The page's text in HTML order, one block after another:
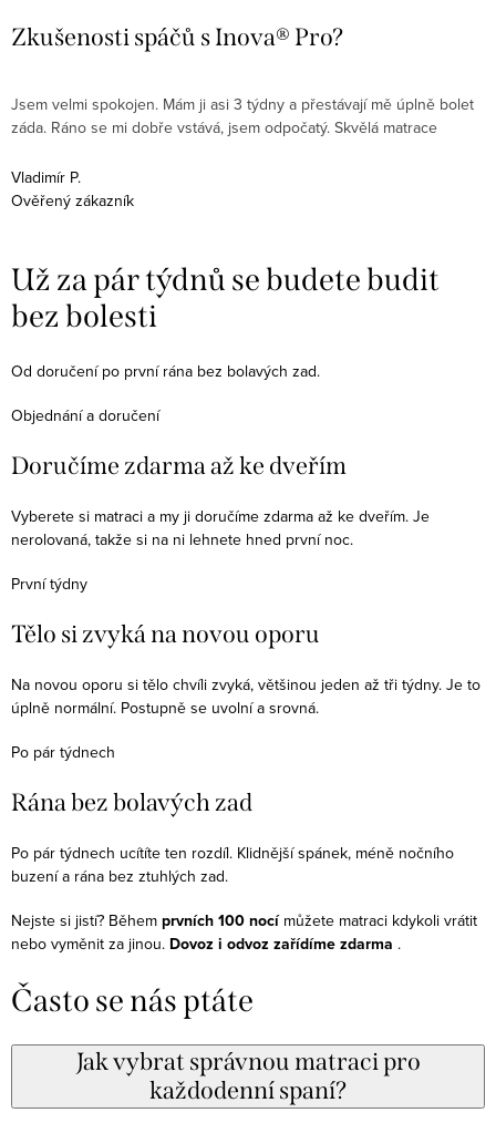
Zkušenosti spáčů s Inova® Pro?
Jsem velmi spokojen. Mám ji asi 3 týdny a přestávají mě úplně bolet
záda. Ráno se mi dobře vstává, jsem odpočatý. Skvělá matrace
Vladimír P.
Ověřený zákazník
Už za pár týdnů se budete budit
bez bolesti
Od doručení po první rána bez bolavých zad.
Objednání a doručení
Doručíme zdarma až ke dveřím
Vyberete si matraci a my ji doručíme zdarma až ke dveřím. Je
nerolovaná, takže si na ni lehnete hned první noc.
První týdny
Tělo si zvyká na novou oporu
Na novou oporu si tělo chvíli zvyká, většinou jeden až tři týdny. Je to
úplně normální. Postupně se uvolní a srovná.
Po pár týdnech
Rána bez bolavých zad
Po pár týdnech ucítíte ten rozdíl. Klidnější spánek, méně nočního
buzení a rána bez ztuhlých zad.
Nejste si jistí? Během prvních 100 nocímůžete matraci kdykoli vrátit
nebo vyměnit za jinou. Dovoz i odvoz zařídíme zdarma .
Často se nás ptáte
Jak vybrat správnou matraci pro
každodenní spaní?